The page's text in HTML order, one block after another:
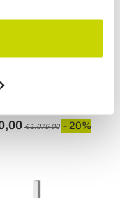
Bidet di
Made in Italy –
€ 1.075,00 - 20%